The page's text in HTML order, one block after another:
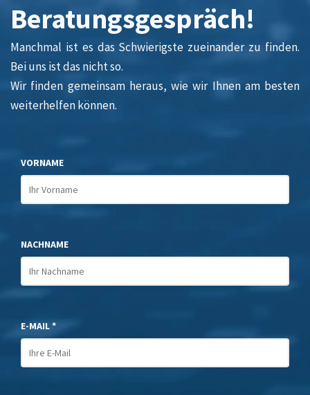
Beratungsgespräch!
Manchmal ist es das Schwierigste zueinander zu finden.
Bei uns ist das nicht so.
Wir finden gemeinsam heraus, wie wir Ihnen am besten
weiterhelfen können.
VORNAME
NACHNAME
E-MAIL *